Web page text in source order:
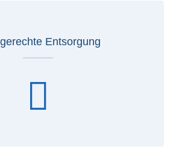
Entsorgung